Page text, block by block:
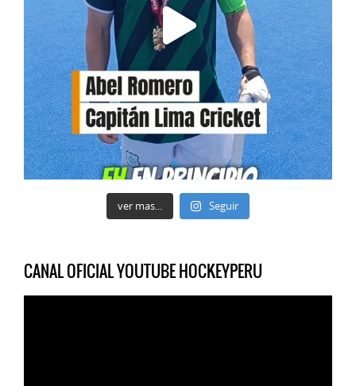
ver mas... Seguir
CANAL OFICIAL YOUTUBE HOCKEYPERU